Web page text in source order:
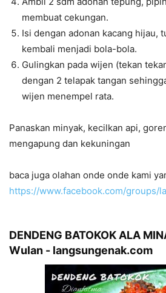
membuat cekungan.
Isi dengan adonan kacang hijau,
kembali menjadi bola-bola.
Gulingkan pada wijen (tekan
dengan 2 telapak tangan
wijen menempel rata.
Panaskan minyak, kecilkan api,
mengapung dan kekuningan
baca juga olahan onde onde kami
https://www.facebook.com/groups/
DENDENG BATOKOK ALA
Wulan - langsungenak.com